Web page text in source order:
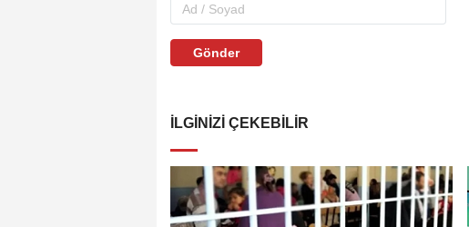
Gönder
İLGINIZI ÇEKEBILIR